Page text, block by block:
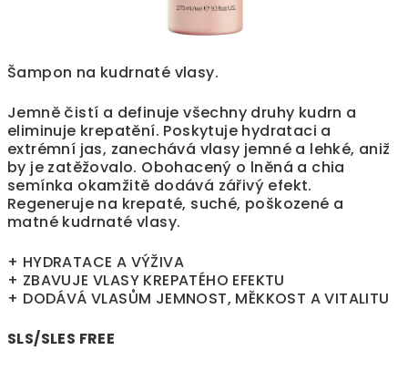
Šampon na kudrnaté vlasy.
Jemně čistí a definuje všechny druhy kudrn a
eliminuje krepatění. Poskytuje hydrataci a
extrémní jas, zanechává vlasy jemné a lehké, aniž
by je zatěžovalo. Obohacený o lněná a chia
semínka okamžitě dodává zářivý efekt.
Regeneruje na krepaté, suché, poškozené a
matné kudrnaté vlasy.
+ HYDRATACE A VÝŽIVA
+ ZBAVUJE VLASY KREPATÉHO EFEKTU
️+ DODÁVÁ VLASŮM JEMNOST, MĚKKOST A VITALITU
SLS/SLES FREE